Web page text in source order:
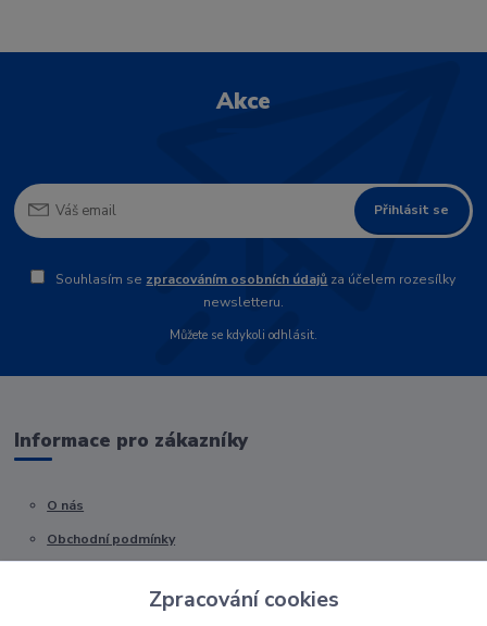
Akce
Přihlásit se
Souhlasím se zpracováním osobních údajů za účelem rozesílky
newsletteru.
Můžete se kdykoli odhlásit.
Informace pro zákazníky
O nás
Obchodní podmínky
Zpracování cookies